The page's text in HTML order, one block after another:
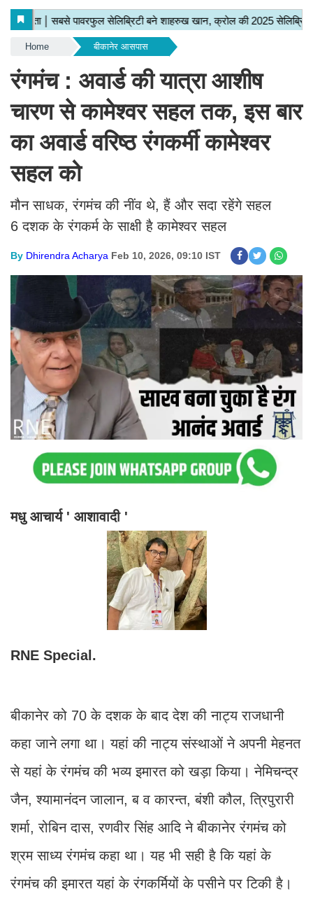
Home बीकानेर आसपास
रंगमंच : अवार्ड की यात्रा आशीष
चारण से कामेश्वर सहल तक, इस बार
का अवार्ड वरिष्ठ रंगकर्मी कामेश्वर
सहल को
मौन साधक, रंगमंच की नींव थे, हैं और सदा रहेंगे सहल
6 दशक के रंगकर्म के साक्षी है कामेश्वर सहल
By Dhirendra Acharya Feb 10, 2026, 09:10 IST
मधु आचार्य ' आशावादी '
RNE Special.
बीकानेर को 70 के दशक के बाद देश की नाट्य राजधानी
कहा जाने लगा था। यहां की नाट्य संस्थाओं ने अपनी मेहनत
से यहां के रंगमंच की भव्य इमारत को खड़ा किया। नेमिचन्द्र
जैन, श्यामानंदन जालान, ब व कारन्त, बंशी कौल, त्रिपुरारी
शर्मा, रोबिन दास, रणवीर सिंह आदि ने बीकानेर रंगमंच को
श्रम साध्य रंगमंच कहा था। यह भी सही है कि यहां के
रंगमंच की इमारत यहां के रंगकर्मियों के पसीने पर टिकी है।